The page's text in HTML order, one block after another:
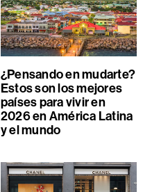
¿Pensando en mudarte?
Estos son los mejores
países para vivir en
2026 en América Latina
y el mundo